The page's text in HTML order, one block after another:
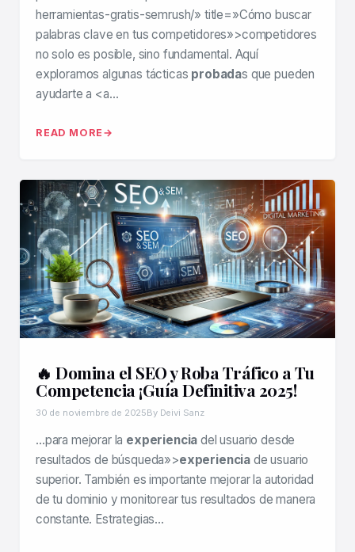
herramientas-gratis-semrush/» title=»Cómo buscar
palabras clave en tus competidores»>competidores
no solo es posible, sino fundamental. Aquí
exploramos algunas tácticas probadas que pueden
ayudarte a <a…
READ MORE
🔥 Domina el SEO y Roba Tráfico a Tu
Competencia ¡Guía Definitiva 2025!
30 de noviembre de 2025By Deivi Sanz
…para mejorar la experiencia del usuario desde
resultados de búsqueda»>experiencia de usuario
superior. También es importante mejorar la autoridad
de tu dominio y monitorear tus resultados de manera
constante. Estrategias…